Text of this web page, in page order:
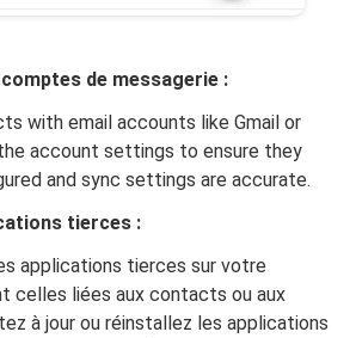
de messagerie :
with email accounts like Gmail or
account settings to ensure they
and sync settings are accurate.
tierces :
applications tierces sur votre
celles liées aux contacts ou aux
à jour ou réinstallez les applications